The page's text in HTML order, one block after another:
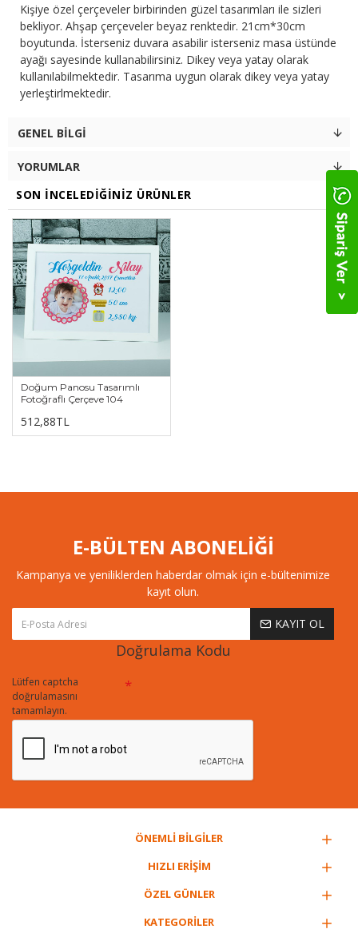
Kişiye özel çerçeveler birbirinden güzel tasarımları ile sizleri
bekliyor. Ahşap çerçeveler beyaz renktedir. 21cm*30cm
boyutunda. İsterseniz duvara asabilir isterseniz masa üstünde
ayağı sayesinde kullanabilirsiniz. Dikey veya yatay olarak
kullanılabilmektedir. Tasarıma uygun olarak dikey veya yatay
yerleştirlmektedir.
GENEL BILGI
YORUMLAR
SON İNCELEDIĞINIZ ÜRÜNLER
Doğum Panosu Tasarımlı
Fotoğraflı Çerçeve 104
512,88TL
E-BÜLTEN ABONELİĞİ
Kampanya ve yeniliklerden haberdar olmak için e-bültenimize
kayıt olun.
KAYIT OL
Doğrulama Kodu
Lütfen captcha
doğrulamasını
tamamlayın.
ÖNEMLİ BİLGİLER
HIZLI ERİŞİM
ÖZEL GÜNLER
KATEGORİLER